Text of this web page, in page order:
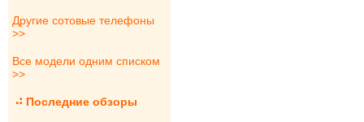
Другие сотовые телефоны
>>
Все модели одним списком
>>
Последние обзоры